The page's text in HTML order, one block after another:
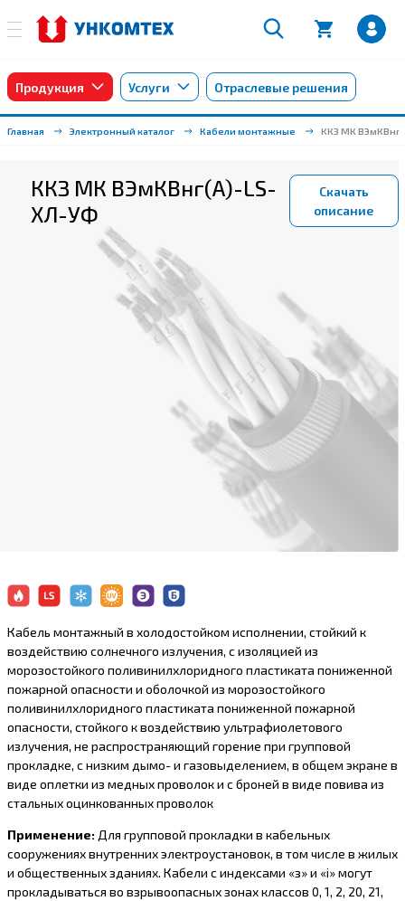
Продукция Услуги Отраслевые решения
Главная Электронный каталог Кабели монтажные ККЗ МК
ККЗ МК ВЭмКВнг(А)-LS-
ХЛ-УФ
Скачать
описание
Кабель монтажный в холодостойком исполнении, стойкий к
воздействию солнечного излучения, с изоляцией из
морозостойкого поливинилхлоридного пластиката пониженной
пожарной опасности и оболочкой из морозостойкого
поливинилхлоридного пластиката пониженной пожарной
опасности, стойкого к воздействию ультрафиолетового
излучения, не распространяющий горение при групповой
прокладке, с низким дымо- и газовыделением, в общем экране в
виде оплетки из медных проволок и с броней в виде повива из
стальных оцинкованных проволок
Применение:Для групповой прокладки в кабельных
сооружениях внутренних электроустановок, в том числе в жилых
и общественных зданиях. Кабели с индексами «з» и «i» могут
прокладываться во взрывоопасных зонах классов 0, 1, 2, 20, 21,